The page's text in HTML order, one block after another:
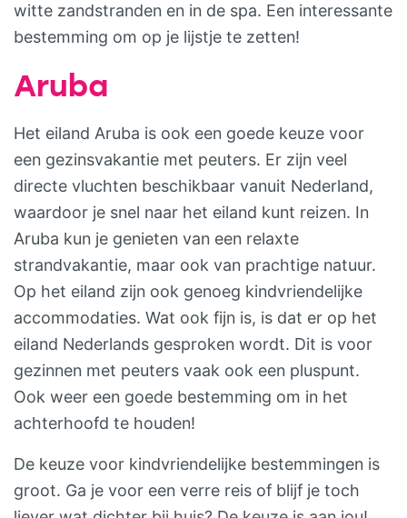
witte zandstranden en in de spa. Een interessante
bestemming om op je lijstje te zetten!
Aruba
Het eiland Aruba is ook een goede keuze voor
een gezinsvakantie met peuters. Er zijn veel
directe vluchten beschikbaar vanuit Nederland,
waardoor je snel naar het eiland kunt reizen. In
Aruba kun je genieten van een relaxte
strandvakantie, maar ook van prachtige natuur.
Op het eiland zijn ook genoeg kindvriendelijke
accommodaties. Wat ook fijn is, is dat er op het
eiland Nederlands gesproken wordt. Dit is voor
gezinnen met peuters vaak ook een pluspunt.
Ook weer een goede bestemming om in het
achterhoofd te houden!
De keuze voor kindvriendelijke bestemmingen is
groot. Ga je voor een verre reis of blijf je toch